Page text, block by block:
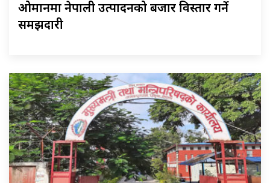
ओमानमा नेपाली उत्पादनको बजार विस्तार गर्ने
समझदारी